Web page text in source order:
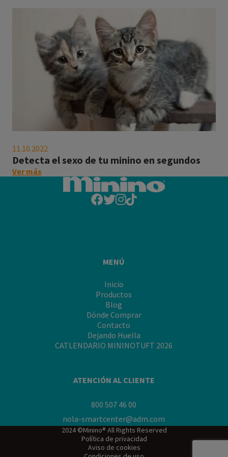
minino
a
su
manera"
el
sexo
de
tu
11.10.2022
Detecta el sexo de tu minino en segundos
Ver más
MENÚ
Inicio
Productos
Blog
Dónde Comprar
Contacto
Dejando Huella
CATLENDARIO MININOTUFT 2026
ATENCIÓN AL CLIENTE
800 507 46 00
nola-smartcenter@adm.com
2024 ©Minino® All Rights Reserved
Política de privacidad
Aviso de cookies